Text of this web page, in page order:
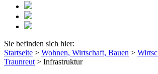
Sie befinden sich hier:
Startseite > Wohnen, Wirtschaft, Bauen >
Traunreut > Infrastruktur